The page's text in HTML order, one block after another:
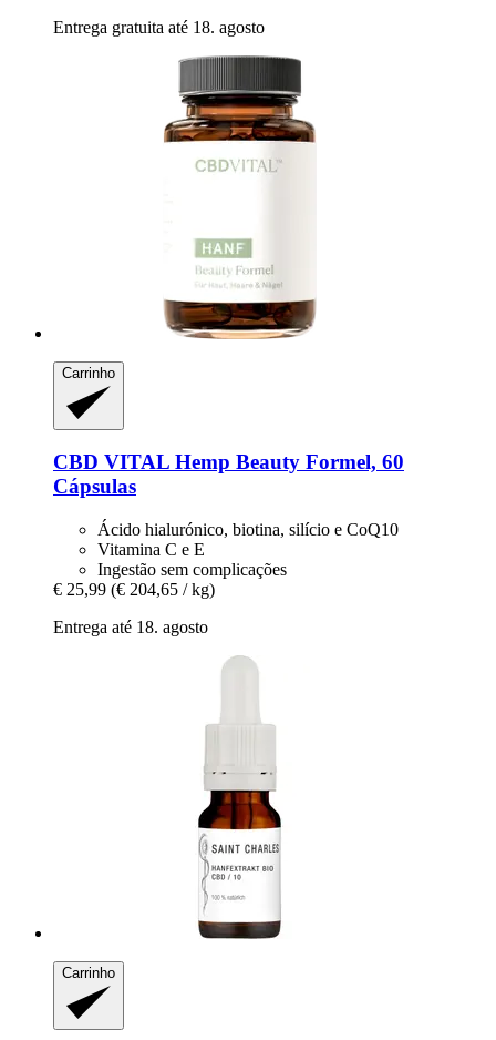
Entrega gratuita até 18. agosto
Carrinho
CBD VITAL Hemp Beauty Formel, 60
Cápsulas
Ácido hialurónico, biotina, silício e CoQ10
Vitamina C e E
Ingestão sem complicações
€ 25,99 (€ 204,65 / kg)
Entrega até 18. agosto
Carrinho